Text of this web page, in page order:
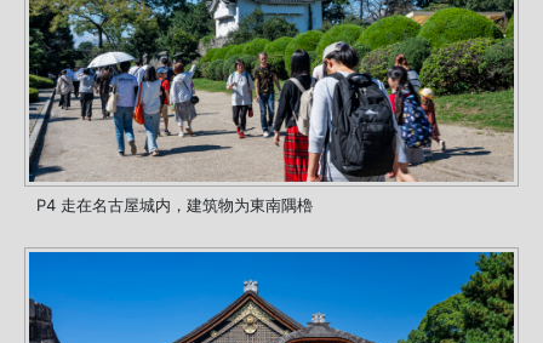
P4 走在名古屋城内，建筑物为東南隅櫓